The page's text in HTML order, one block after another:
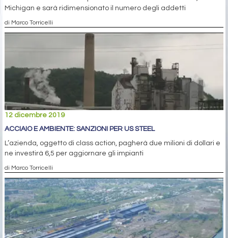
Michigan e sarà ridimensionato il numero degli addetti
di Marco Torricelli
12 dicembre 2019
ACCIAIO E AMBIENTE: SANZIONI PER US STEEL
L’azienda, oggetto di class action, pagherà due milioni di dollari e
ne investirà 6,5 per aggiornare gli impianti
di Marco Torricelli